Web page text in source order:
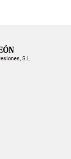
S.L.